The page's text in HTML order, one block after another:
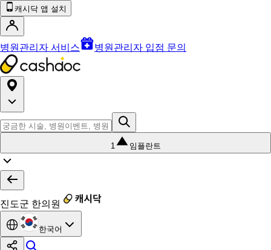
캐시닥 앱 설치
병원관리자 서비스 병원관리자 입점 문의
1 임플란트
진도군 한의원
한국어